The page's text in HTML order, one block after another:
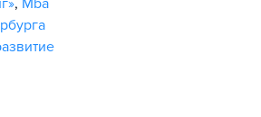
, Mba